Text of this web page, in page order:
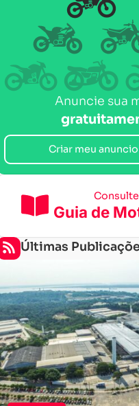
Anuncie sua
Criar meu
Guia de
Últimas